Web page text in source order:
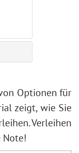
Optionen für
zeigt, wie Sie
Verleihen
Note!